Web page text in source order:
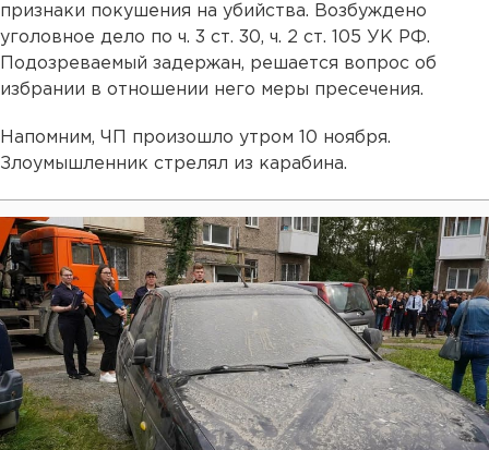
признаки покушения на убийства. Возбуждено
уголовное дело по ч. 3 ст. 30, ч. 2 ст. 105 УК РФ.
Подозреваемый задержан, решается вопрос об
избрании в отношении него меры пресечения.
Напомним, ЧП произошло утром 10 ноября.
Злоумышленник стрелял из карабина.